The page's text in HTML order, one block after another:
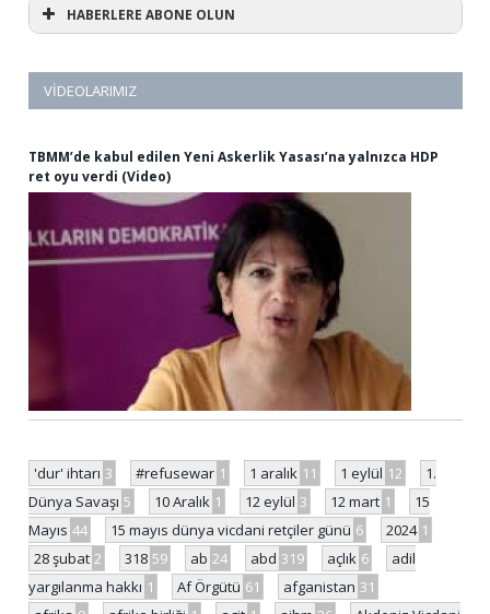
HABERLERE ABONE OLUN
VIDEOLARIMIZ
TBMM’de kabul edilen Yeni Askerlik Yasası’na yalnızca HDP
ret oyu verdi (Video)
'dur' ihtarı 3 #refusewar 1 1 aralık 11 1 eylül 12
1.
Dünya Savaşı 5 10 Aralık 1 12 eylül 3 12 mart 1
15
Mayıs 44 15 mayıs dünya vicdani retçiler günü 6 2024 1
28 şubat 2 318 59 ab 24 abd 319 açlık 6
adil
yargılanma hakkı 1 Af Örgütü 61 afganistan 31